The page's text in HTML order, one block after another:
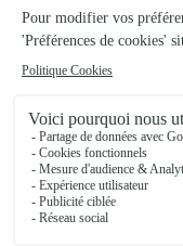
La Bouquetterie
★★★★★4.3 (162)
Voir la boutique